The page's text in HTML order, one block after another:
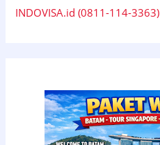
INDOVISA.id (0811-114-3363)